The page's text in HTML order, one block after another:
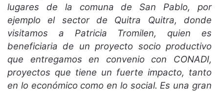
lugares de la comuna de San Pablo, por
ejemplo el sector de Quitra Quitra, donde
visitamos a Patricia Tromilen, quien es
beneficiaria de un proyecto socio productivo
que entregamos en convenio con CONADI,
proyectos que tiene un fuerte impacto, tanto
en lo económico como en lo social. Es una gran